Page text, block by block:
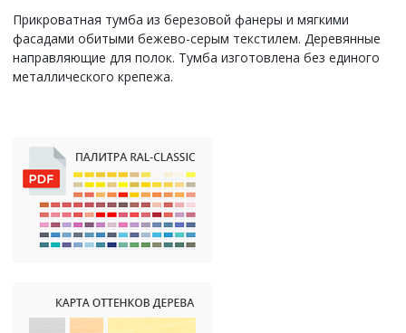
Прикроватная тумба из березовой фанеры и мягкими
фасадами обитыми бежево-серым текстилем. Деревянные
направляющие для полок. Тумба изготовлена без единого
металлического крепежа.